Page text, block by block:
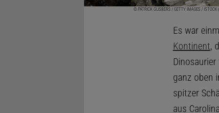
© PATRICK GIJSBERS / GETTY IMAGES /
Es war
Kontinent,
ganz oben
spitzer
aus